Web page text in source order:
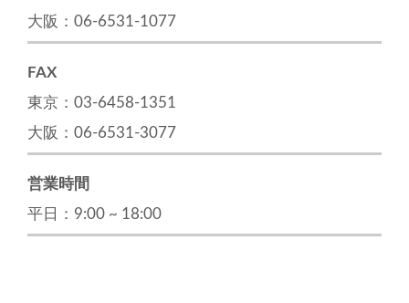
大阪：06-6531-1077
FAX
東京：03-6458-1351
大阪：06-6531-3077
営業時間
平日：9:00 ~ 18:00